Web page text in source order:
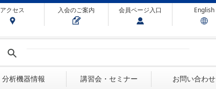
アクセス 入会のご案内 会員ページ入口 English
分析機器情報 講習会・セミナー お問い合わせ